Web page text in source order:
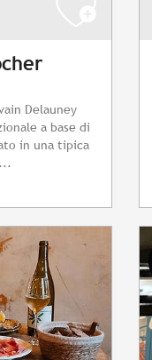
Delauney
a base di
in una tipica